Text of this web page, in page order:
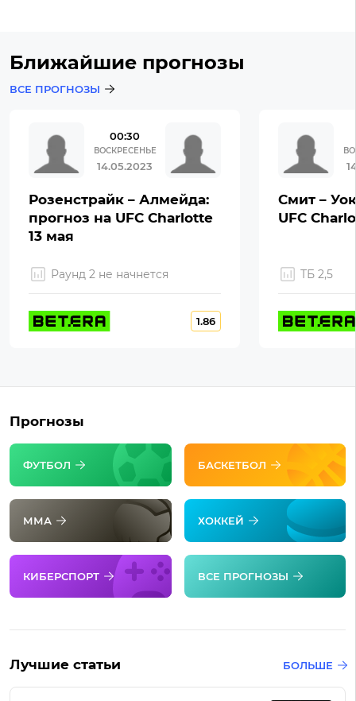
Ближайшие прогнозы
ВСЕ ПРОГНОЗЫ
00:30
ВОСКРЕСЕНЬЕ
14.05.2023
Розенстрайк – Алмейда:
прогноз на UFC Charlotte
13 мая
Раунд 2 не начнется
1.86
Смит –
UFC
ТБ 2,5
Прогнозы
ФУТБОЛ БАСКЕТБОЛ
ММА ХОККЕЙ
КИБЕРСПОРТ ВСЕ ПРОГНОЗЫ
Лучшие статьи БОЛЬШЕ